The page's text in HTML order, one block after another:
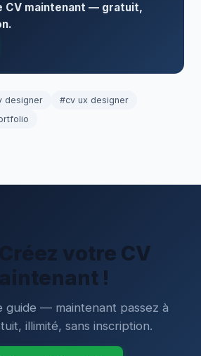
CV maintenant — gratuit,
designer
#cv ux designer
Créez votre CV
!
guide — maintenant passez à
illimité, sans inscription.